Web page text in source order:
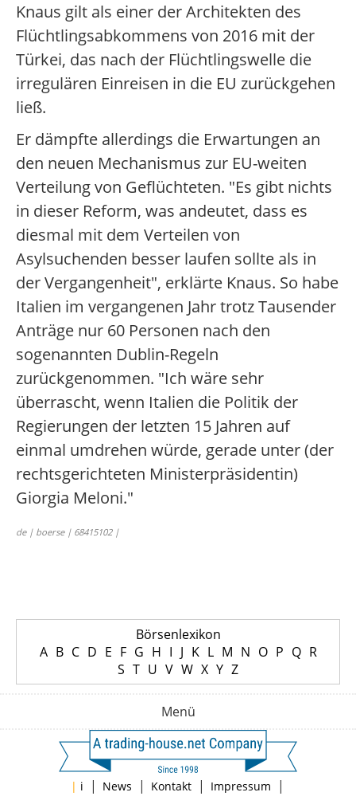
Knaus gilt als einer der Architekten des
Flüchtlingsabkommens von 2016 mit der
Türkei, das nach der Flüchtlingswelle die
irregulären Einreisen in die EU zurückgehen
ließ.
Er dämpfte allerdings die Erwartungen an
den neuen Mechanismus zur EU-weiten
Verteilung von Geflüchteten. "Es gibt nichts
in dieser Reform, was andeutet, dass es
diesmal mit dem Verteilen von
Asylsuchenden besser laufen sollte als in
der Vergangenheit", erklärte Knaus. So habe
Italien im vergangenen Jahr trotz Tausender
Anträge nur 60 Personen nach den
sogenannten Dublin-Regeln
zurückgenommen. "Ich wäre sehr
überrascht, wenn Italien die Politik der
Regierungen der letzten 15 Jahren auf
einmal umdrehen würde, gerade unter (der
rechtsgerichteten Ministerpräsidentin)
Giorgia Meloni."
de | boerse | 68415102 |
Börsenlexikon
A B C D E F G H I J K L M N O P Q R
S T U V W X Y Z
Menü
| i | News | Kontakt | Impressum
|